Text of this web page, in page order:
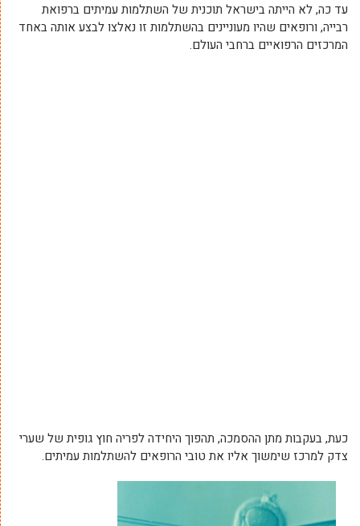
עד כה, לא הייתה בישראל תוכנית של השתלמות עמיתים ברפואת
רבייה, ורופאים שהיו מעוניינים בהשתלמות זו נאלצו לבצע אותה באחד
המרכזים הרפואיים ברחבי העולם.
כעת, בעקבות מתן ההסמכה, תהפוך היחידה לפריה חוץ גופית של שערי
צדק למרכז שימשוך אליו את טובי הרופאים להשתלמות עמיתים.